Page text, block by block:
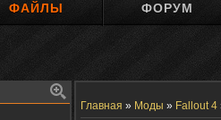
ФАЙЛЫ ФОРУМ
Главная » Моды » Fallout 4